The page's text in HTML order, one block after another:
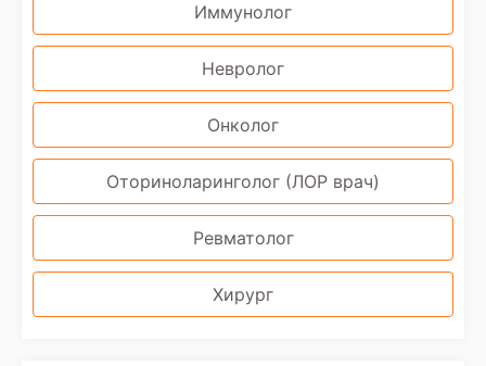
Иммунолог
Невролог
Онколог
Оториноларинголог (ЛОР врач)
Ревматолог
Хирург